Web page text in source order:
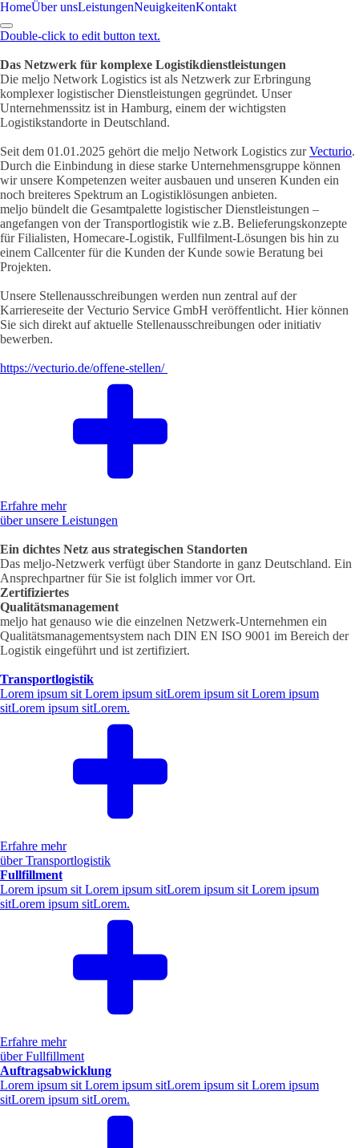
HomeÜber unsLeistungenNeuigkeitenKontakt
Double-click to edit button text.
Das Netzwerk für komplexe Logistikdienstleistungen
Die meljo Network Logistics ist als Netzwerk zur Erbringung
komplexer logistischer Dienstleistungen gegründet. Unser
Unternehmenssitz ist in Hamburg, einem der wichtigsten
Logistikstandorte in Deutschland.
Seit dem 01.01.2025 gehört die meljo Network Logistics zurVecturio.
Durch die Einbindung in diese starke Unternehmensgruppe können
wir unsere Kompetenzen weiter ausbauen und unseren Kunden ein
noch breiteres Spektrum an Logistiklösungen anbieten.
meljo bündelt die Gesamtpalette logistischer Dienstleistungen –
angefangen von der Transportlogistik wie z.B. Belieferungskonzepte
für Filialisten, Homecare-Logistik, Fullfilment-Lösungen bis hin zu
einem Callcenter für die Kunden der Kunde sowie Beratung bei
Projekten.
Unsere Stellenausschreibungen werden nun zentral auf der
Karriereseite der Vecturio Service GmbH veröffentlicht. Hier können
Sie sich direkt auf aktuelle Stellenausschreibungen oder initiativ
bewerben.
https://vecturio.de/offene-stellen/
Erfahre mehr
über unsere Leistungen
Ein dichtes Netz aus strategischen Standorten
Das meljo-Netzwerk verfügt über Standorte in ganz Deutschland. Ein
Ansprechpartner für Sie ist folglich immer vor Ort.
Zertifiziertes
Qualitätsmanagement
meljo hat genauso wie die einzelnen Netzwerk-Unternehmen ein
Qualitätsmanagementsystem nach DIN EN ISO 9001 im Bereich der
Logistik eingeführt und ist zertifiziert.
Transportlogistik
Lorem ipsum sit Lorem ipsum sitLorem ipsum sit Lorem ipsum
sitLorem ipsum sitLorem.
Erfahre mehr
über Transportlogistik
Fullfillment
Lorem ipsum sit Lorem ipsum sitLorem ipsum sit Lorem ipsum
sitLorem ipsum sitLorem.
Erfahre mehr
über Fullfillment
Auftragsabwicklung
Lorem ipsum sit Lorem ipsum sitLorem ipsum sit Lorem ipsum
sitLorem ipsum sitLorem.